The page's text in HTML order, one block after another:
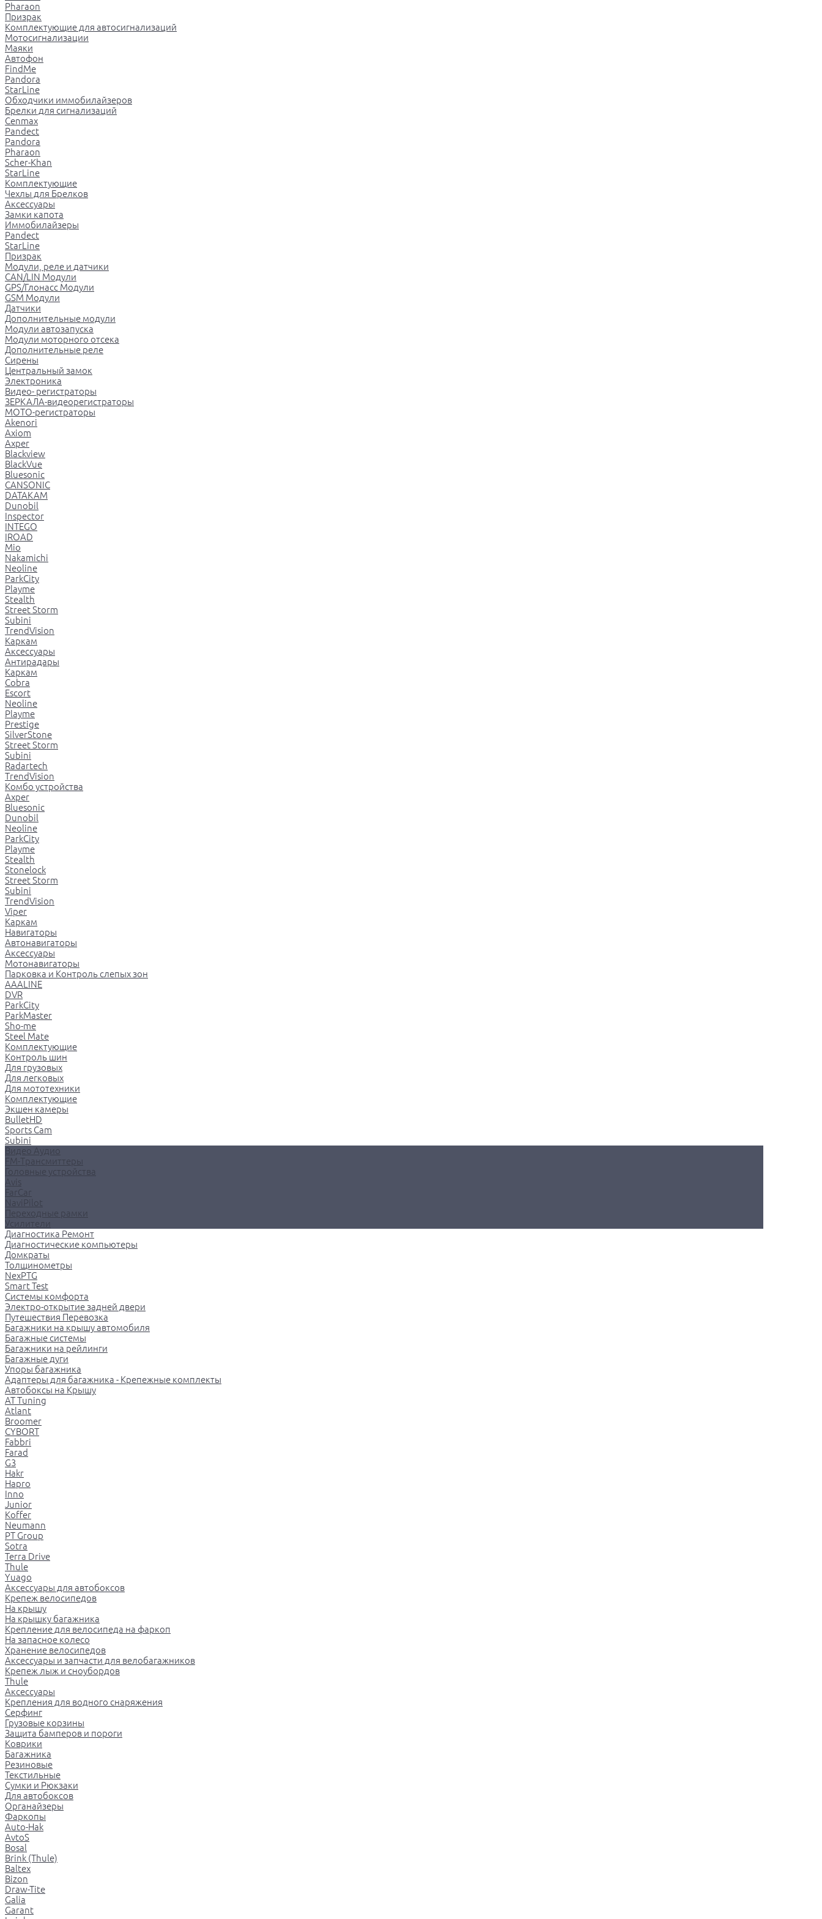
Pharaon
Призрак
Комплектующие для автосигнализаций
Мотосигнализации
Маяки
Автофон
FindMe
Pandora
StarLine
Обходчики иммобилайзеров
Брелки для сигнализаций
Cenmax
Pandect
Pandora
Pharaon
Scher-Khan
StarLine
Комплектующие
Чехлы для Брелков
Аксессуары
Замки капота
Иммобилайзеры
Pandect
StarLine
Призрак
Модули, реле и датчики
CAN/LIN Модули
GPS/Глонасс Модули
GSM Модули
Датчики
Дополнительные модули
Модули автозапуска
Модули моторного отсека
Дополнительные реле
Сирены
Центральный замок
Электроника
Видео- регистраторы
ЗЕРКАЛА-видеорегистраторы
МОТО-регистраторы
Akenori
Axiom
Axper
Blackview
BlackVue
Bluesonic
CANSONIC
DATAKAM
Dunobil
Inspector
INTEGO
IROAD
Mio
Nakamichi
Neoline
ParkCity
Playme
Stealth
Street Storm
Subini
TrendVision
Каркам
Аксессуары
Антирадары
Каркам
Cobra
Escort
Neoline
Playme
Prestige
SilverStone
Street Storm
Subini
Radartech
TrendVision
Комбо устройства
Axper
Bluesonic
Dunobil
Neoline
ParkCity
Playme
Stealth
Stonelock
Street Storm
Subini
TrendVision
Viper
Каркам
Навигаторы
Автонавигаторы
Аксессуары
Мотонавигаторы
Парковка и Контроль слепых зон
AAALINE
DVR
ParkCity
ParkMaster
Sho-me
Steel Mate
Комплектующие
Контроль шин
Для грузовых
Для легковых
Для мототехники
Комплектующие
Экшен камеры
BulletHD
Sports Cam
Subini
Видео Аудио
FM-Трансмиттеры
Головные устройства
Avis
FarCar
NaviPilot
Переходные рамки
Усилители
Диагностика Ремонт
Диагностические компьютеры
Домкраты
Толщинометры
NexPTG
Smart Test
Системы комфорта
Электро-открытие задней двери
Путешествия Перевозка
Багажники на крышу автомобиля
Багажные системы
Багажники на рейлинги
Багажные дуги
Упоры багажника
Адаптеры для багажника - Крепежные комплекты
Автобоксы на Крышу
AT Tuning
Atlant
Broomer
CYBORT
Fabbri
Farad
G3
Hakr
Hapro
Inno
Junior
Koffer
Neumann
PT Group
Sotra
Terra Drive
Thule
Yuago
Аксессуары для автобоксов
Крепеж велосипедов
На крышу
На крышку багажника
Крепление для велосипеда на фаркоп
На запасное колесо
Хранение велосипедов
Аксессуары и запчасти для велобагажников
Крепеж лыж и сноубордов
Thule
Аксессуары
Крепления для водного снаряжения
Серфинг
Грузовые корзины
Защита бамперов и пороги
Коврики
Багажника
Резиновые
Текстильные
Сумки и Рюкзаки
Для автобоксов
Органайзеры
Фаркопы
Auto-Hak
AvtoS
Bosal
Brink (Thule)
Baltex
Bizon
Draw-Tite
Galia
Garant